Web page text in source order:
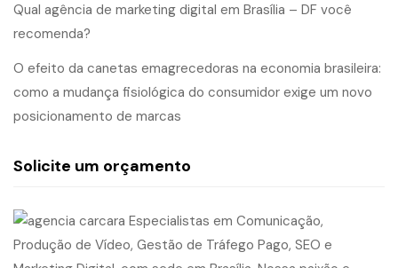
Qual agência de marketing digital em Brasília – DF você
recomenda?
O efeito da canetas emagrecedoras na economia brasileira:
como a mudança fisiológica do consumidor exige um novo
posicionamento de marcas
Solicite um orçamento